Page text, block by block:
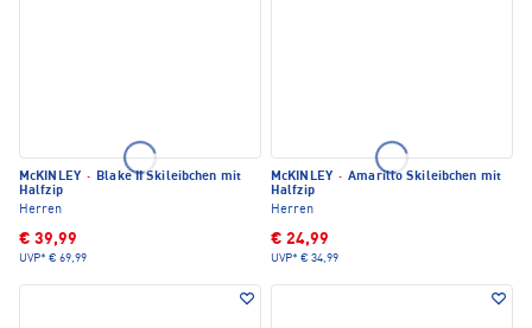
McKINLEY · Blake II Skileibchen mit
Halfzip
Herren
€ 39,99
UVP* € 69,99
McKINLEY · Amarillo Skileibchen mit
Halfzip
Herren
€ 24,99
UVP* € 34,99